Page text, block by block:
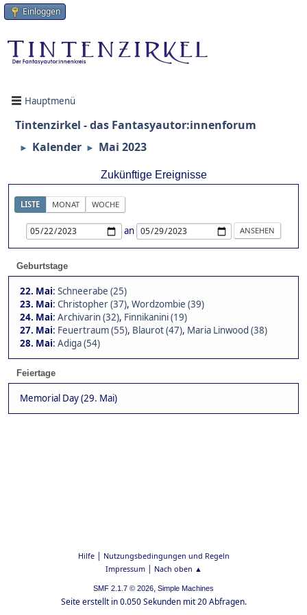
Einloggen
Hauptmenü
Tintenzirkel - das Fantasyautor:innenforum
► Kalender ► Mai 2023
Zukünftige Ereignisse
LISTE MONAT WOCHE
an
Geburtstage
22. Mai: Schneerabe (25)
23. Mai: Christopher (37), Wordzombie (39)
24. Mai: Archivarin (32), Finnikanini (19)
27. Mai: Feuertraum (55), Blaurot (47), Maria Linwood (38)
28. Mai: Adiga (54)
Feiertage
Memorial Day (29. Mai)
Hilfe| Nutzungsbedingungen und Regeln
Impressum| Nach oben ▲
SMF 2.1.7 © 2026, Simple Machines
Seite erstellt in 0.050 Sekunden mit 20 Abfragen.